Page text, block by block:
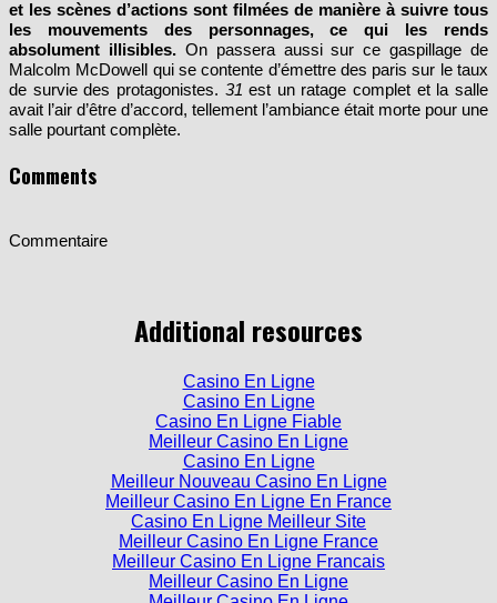
les mouvements des personnages, ce qui les rends
absolument illisibles.On passera aussi sur ce gaspillage de
Malcolm McDowell qui se contente d’émettre des paris sur le taux
de survie des protagonistes.31est un ratage complet et la salle
avait l’air d’être d’accord, tellement l’ambiance était morte pour une
salle pourtant complète.
Casino En Ligne
Casino En Ligne Fiable
Meilleur Casino En Ligne
Casino En Ligne
Meilleur Nouveau Casino En Ligne
Meilleur Casino En Ligne En France
Casino En Ligne Meilleur Site
Meilleur Casino En Ligne France
Meilleur Casino En Ligne Francais
Meilleur Casino En Ligne
Meilleur Casino En Ligne